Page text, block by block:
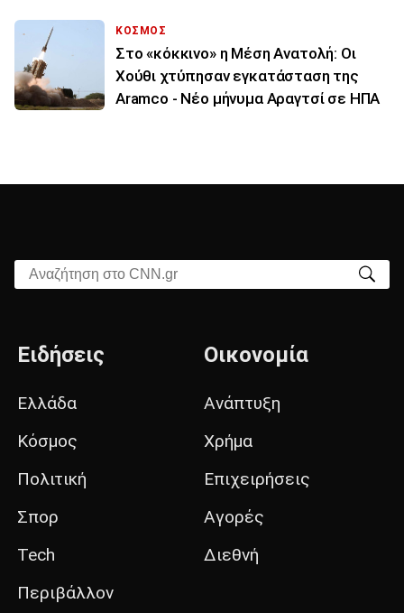
ΚΟΣΜΟΣ
Στο «κόκκινο» η Μέση Ανατολή: Οι
Χούθι χτύπησαν εγκατάσταση της
Aramco - Νέο μήνυμα Αραγτσί σε ΗΠΑ
Αναζήτηση στο CNN.gr
Ειδήσεις
Ελλάδα
Κόσμος
Πολιτική
Σπορ
Tech
Περιβάλλον
Οικονομία
Ανάπτυξη
Χρήμα
Επιχειρήσεις
Αγορές
Διεθνή